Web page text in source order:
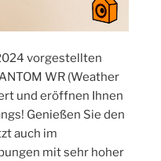
vorgestellten
WR (Weather
und eröffnen Ihnen
Genießen Sie den
auch im
mit sehr hoher